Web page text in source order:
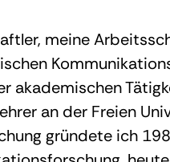
meine
akademischen
an der Freien
gründete ich